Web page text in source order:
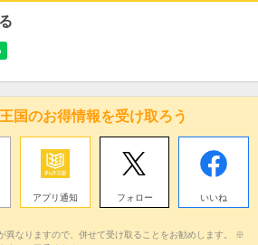
国のお得情報を受け取ろう
アプリ通知 フォロー いいね
異なりますので、併せて受け取ることをお勧めします。 ※